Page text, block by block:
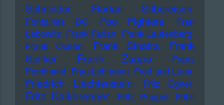
Schneider
Florian Silbereisen
Fontaines DC Foo Fighters
Fran
Lebowitz Frank Farian Frank Laufenberg
Frank Ocean
Frank Sinatra
Frank
Spilker
Frank Zappa
Franz
Ferdinand Frau Lehmann Fred und Luna
Friedrich Liechtenstein Fritz Egner
Fritz Kalkbrenner Fritz Puppel
Fritzi